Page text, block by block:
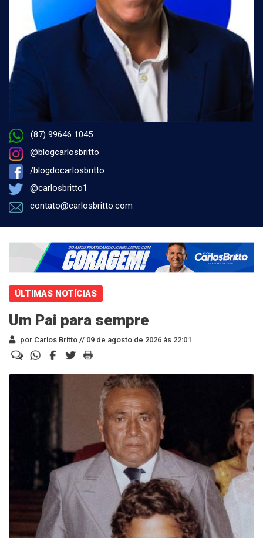
(87) 99646 1045
@blogcarlosbritto
/blogdocarlosbritto
@carlosbritto1
contato@carlosbritto.com
ÚLTIMAS NOTÍCIAS
Um Pai para sempre
por Carlos Britto // 09 de agosto de 2026 às 22:01